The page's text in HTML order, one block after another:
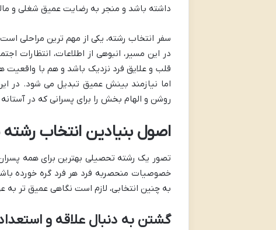
داشته باشد و منجر به رضایت عمیق شغلی و
سفر انتخاب رشته، یکی از مهم ترین مراحلی
در این مسیر، انبوهی از اطلاعات، انتظارات
قلب و علایق فرد نزدیک باشد و هم با واقعیت
اما نیازمند بینش عمیق تبدیل می شود. در
روشن و الهام بخش را برای پسرانی که در
اصول بنیادین انتخاب
تصور یک رشته تحصیلی بهترین برای همه
خصوصیات منحصربه فرد هر فرد گره خورده
به چنین انتخابی، لازم است نگاهی عمیق تر به
گشتن به دنبال علاقه و